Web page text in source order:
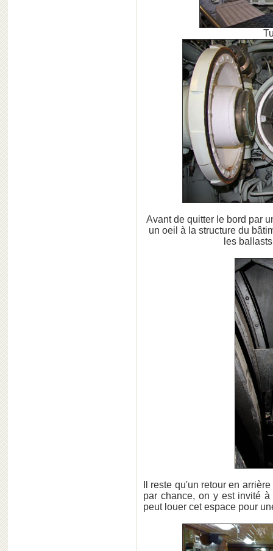
Avant de quitter le bord par
un oeil à la structure du
les
Il reste qu'un retour en
par chance, on y est invité
peut louer cet espace pour